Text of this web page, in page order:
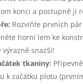
konci a postupně ji
Rozviňte prvních
horní lem ke
výrazně snazší!
tkaniny:
k začátku plotu